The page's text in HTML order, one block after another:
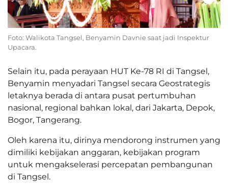
Foto: Walikota Tangsel, Benyamin Davnie saat jadi Inspektur
Upacara.
Selain itu, pada perayaan HUT Ke-78 RI di Tangsel,
Benyamin menyadari Tangsel secara Geostrategis
letaknya berada di antara pusat pertumbuhan
nasional, regional bahkan lokal, dari Jakarta, Depok,
Bogor, Tangerang.
Oleh karena itu, dirinya mendorong instrumen yang
dimiliki kebijakan anggaran, kebijakan program
untuk mengakselerasi percepatan pembangunan
di Tangsel.